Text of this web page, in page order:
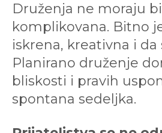
Druženja ne moraju
komplikovana. Bitno
iskrena, kreativna i da
Planirano druženje
bliskosti i pravih
spontana sedeljka.